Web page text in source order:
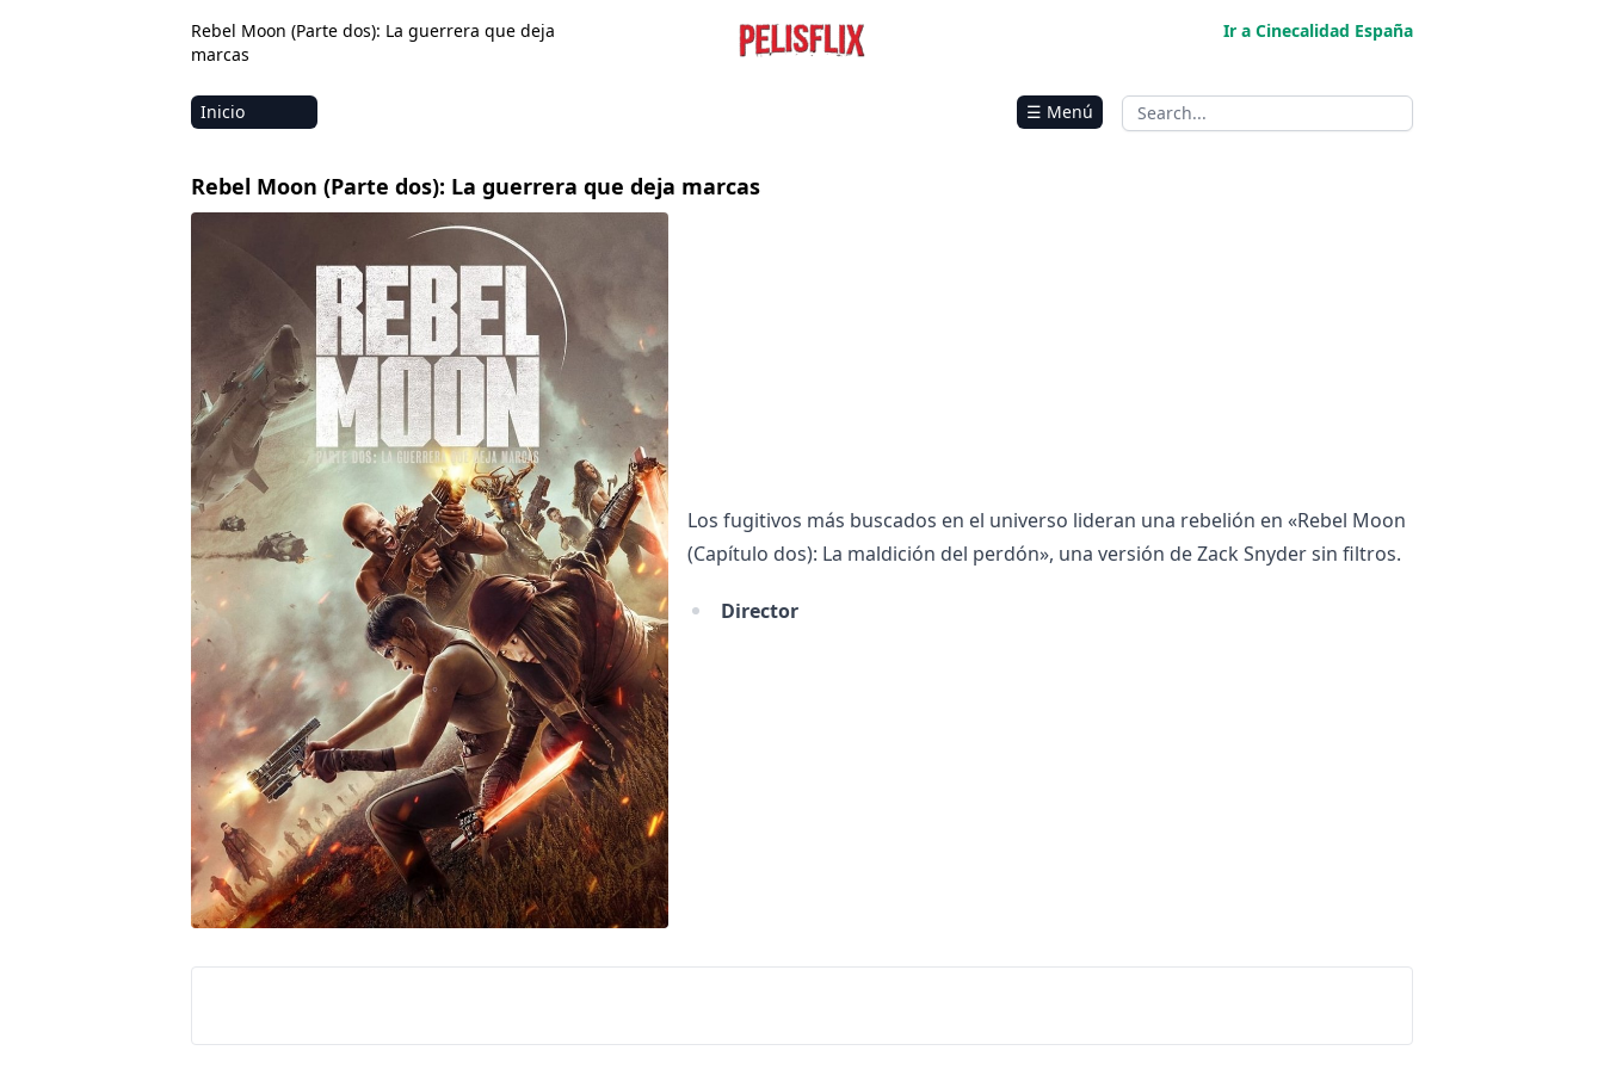
Rebel Moon (Parte dos): La guerrera que deja
marcas
Ir a Cinecalidad España
Inicio
Netflix
HBO-Max
Marvel
Vix+Original
Hulu
Apple tv+
DC
Peacock
☰ Menú
Rebel Moon (Parte dos): La guerrera que deja marcas
Los fugitivos más buscados en el universo lideran una rebelión en «Rebel Moon
(Capítulo dos): La maldición del perdón», una versión de Zack Snyder sin filtros.
Director